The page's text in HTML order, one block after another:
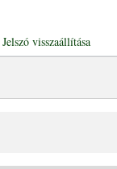
Jelszó visszaállítása